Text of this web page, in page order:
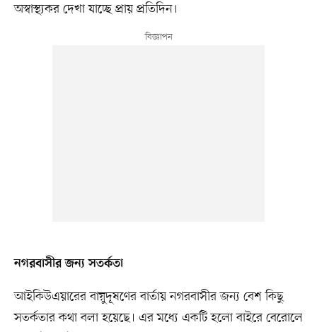
অস্বাস্থ্যকর দেখা যাচ্ছে প্রায় প্রতিদিন।
নগরবাসীর জন্য সতর্কতা
আইকিউএয়ারের বায়ুদূষণের বার্তায় নগরবাসীর জন্য বেশ কিছু
সতর্কতার কথা বলা হয়েছে। এর মধ্যে একটি হলো বাইরে বেরোলে